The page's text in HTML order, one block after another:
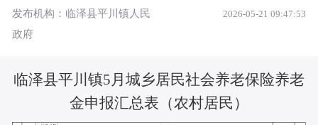
发布机构：临泽县平川镇人民
政府
2026-05-21 09:47:53
临泽县平川镇5月城乡居民社会养老保险养老
金申报汇总表（农村居民）